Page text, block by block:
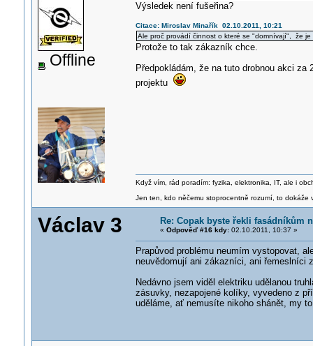
Offline
Výsledek není fušeřina?
Citace: Miroslav Minařík 02.10.2011, 10:21
Ale proč provádí činnost o které se "domnívají", že
Protože to tak zákazník chce.
Předpokládám, že na tuto drobnou akci
projektu
Když vím, rád poradím: fyzika, elektronika, IT, ale i
Jen ten, kdo něčemu stoprocentně rozumí, to dokáže
Václav 3 Re: Copak byste řekli fasádníkům
« Odpověď #16 kdy:02.10.2011, 10:37 »
Prapůvod problému neumím vystopovat,
neuvědomují ani zákazníci, ani řemeslníci
Nedávno jsem viděl elektriku udělanou
zásuvky, nezapojené kolíky, vyvedeno z
uděláme, ať nemusíte nikoho shánět, my